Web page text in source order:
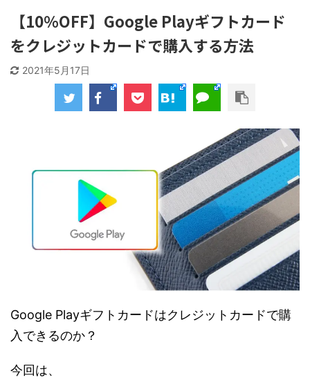
【10％OFF】Google Playギフトカード
をクレジットカードで購入する方法
2021年5月17日
Google Playギフトカードはクレジットカードで購
入できるのか？
今回は、